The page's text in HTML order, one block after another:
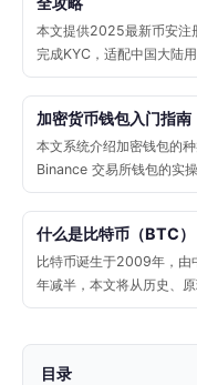
本文提供2025最新币安注
完成KYC，适配中国大陆用
加密货币钱包入门指南
本文系统介绍加密钱包的
Binance 交易所钱包的实
什么是比特币（BTC
比特币诞生于2009年，由
年减半，本文将从历史、
目录